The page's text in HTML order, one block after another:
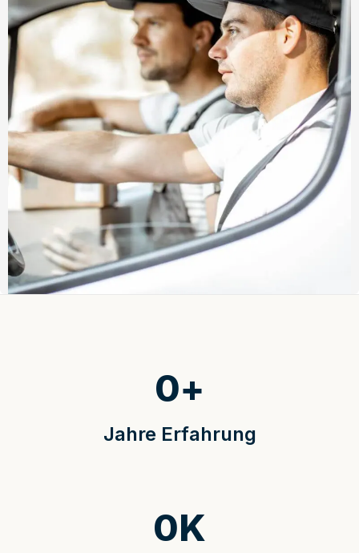
Jahre Erfahrung
0+
0K